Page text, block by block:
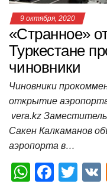
9 октября, 2020
«Странное»
Туркестане
чиновники
Чиновники
открытие
vera.kz
Сакен Калкаманов
аэропорта в…
W F
T